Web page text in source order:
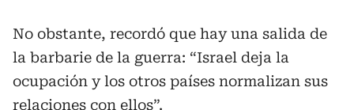
No obstante, recordó que hay una salida de
la barbarie de la guerra: “Israel deja la
ocupación y los otros países normalizan sus
relaciones con ellos”.